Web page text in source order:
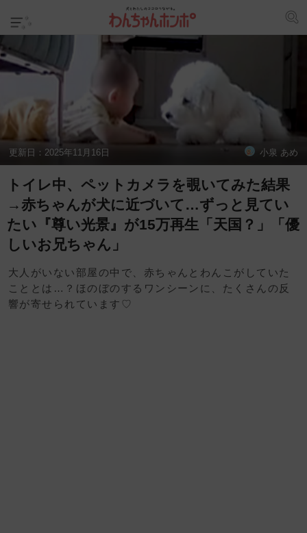
更新日： 2025年11月16日 小泉 あめ
トイレ中、ペットカメラを覗いてみた結果
→赤ちゃんが犬に近づいて…ずっと見てい
たい『尊い光景』が15万再生「天国？」「優
しいお兄ちゃん」
大人がいない部屋の中で、赤ちゃんとわんこがしていた
こととは…？ほのぼのするワンシーンに、たくさんの反
響が寄せられています♡